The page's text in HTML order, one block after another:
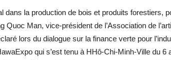
dans la production de bois et produits forestiers,
Quoc Man, vice-président de l’Association de
lors du dialogue sur la finance verte pour
qui s’est tenu à HHô-Chi-Minh-Ville du 6